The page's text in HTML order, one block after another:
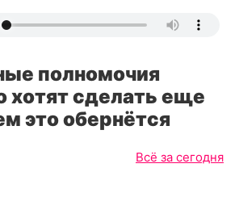
полномочия
хотят сделать еще
это обернётся
Всё за сегодня